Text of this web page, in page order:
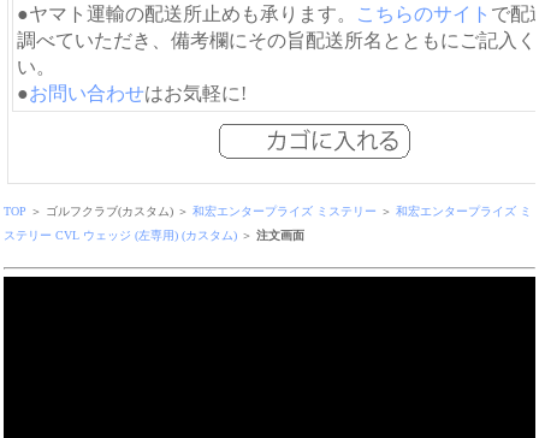
●ヤマト運輸の配送所止めも承ります。
こちらのサイト で配
調べていただき、備考欄にその旨配送所名とともにご記入
い。
●お問い合わせはお気軽に!
TOP ＞ ゴルフクラブ(カスタム) ＞ 和宏エンタープライズ ミステリー ＞ 和宏エンタープライズ ミ
ステリー CVL ウェッジ (左専用) (カスタム) ＞ 注文画面